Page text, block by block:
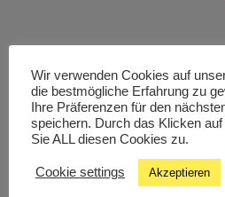
Wir verwenden Cookies auf
die bestmögliche Erfahrung zu
Ihre Präferenzen für den
speichern. Durch das Klicken
Sie ALL diesen Cookies zu.
Cookie settings Akzeptieren